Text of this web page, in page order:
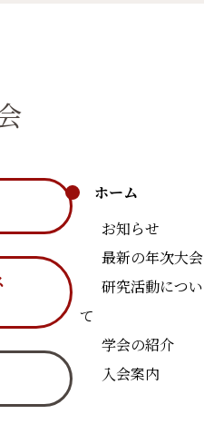
ホーム
お知らせ
最新の年次大会
研究活動につい
て
学会の紹介
入会案内